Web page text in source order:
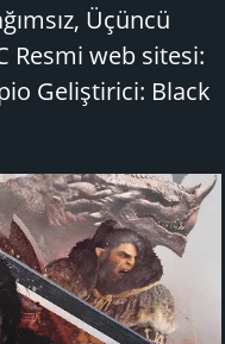
Üçüncü
Resmi web sitesi:
Geliştirici: Black